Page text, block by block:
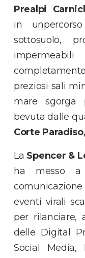
Prealpi
in
sottosuolo,
preziosi sali
mare sgorga
bevuta dalle
Corte
La Spencer &
ha messo
eventi virali
per rilanciare,
delle Digital
Social Media,